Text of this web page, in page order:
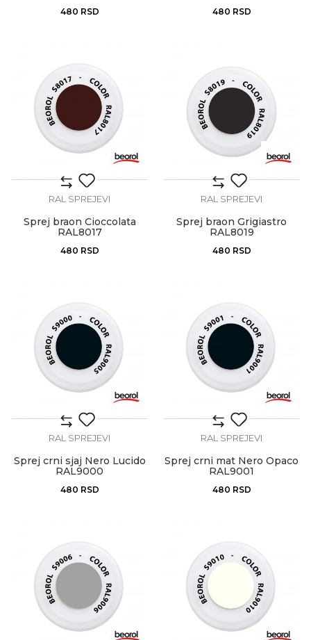
480 RSD 480 RSD
RAL SPREJEVI
Sprej braon Cioccolata
RAL8017
480 RSD
RAL SPREJEVI
Sprej braon Grigiastro
RAL8019
480 RSD
RAL SPREJEVI
Sprej crni sjaj Nero Lucido
RAL9000
480 RSD
RAL SPREJEVI
Sprej crni mat Nero Opaco
RAL9001
480 RSD